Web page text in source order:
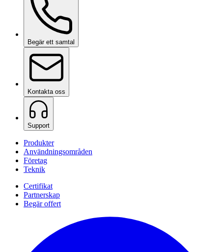
Begär ett samtal
Kontakta oss
Support
Produkter
Användningsområden
Företag
Teknik
Certifikat
Partnerskap
Begär offert